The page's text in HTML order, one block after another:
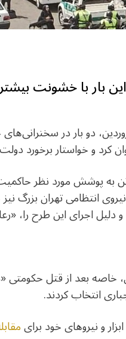
بار با خشونت
دو بار در
و خواستار برخورد
تن به پوشش مورد نظر
انتظامی تهران بزرگ نیز
دلیل اجرای این طرح را،
خاصه بعد از قتل
انتخاب کردند.
و نیروهای خود برای